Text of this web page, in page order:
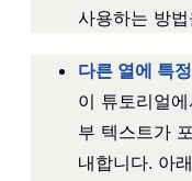
사용하는 방법
다른 열에 특
이 튜토리얼
부 텍스트가
내합니다. 아